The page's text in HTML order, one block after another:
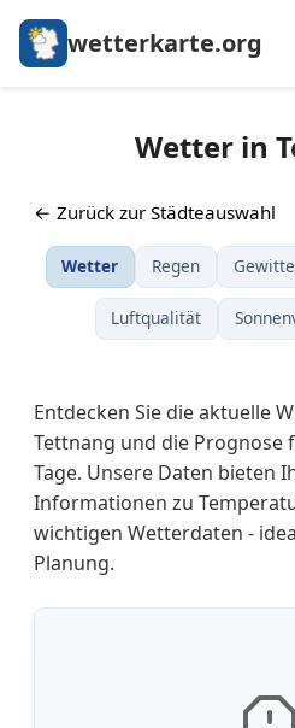
wetterkarte.org
Wetter in
← Zurück zur Städteauswahl
Wetter Regen
Luftqualität
Entdecken Sie die aktuelle
Tettnang und die Prognose
Tage. Unsere Daten bieten
Informationen zu
wichtigen Wetterdaten -
Planung.